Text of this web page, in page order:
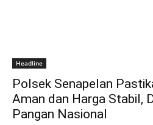
Headline
Polsek Senapelan
Aman dan Harga Stabil,
Pangan Nasional